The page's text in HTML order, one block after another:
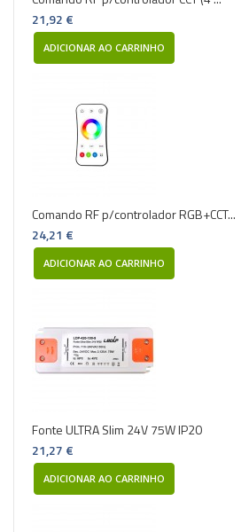
21,92 €
ADICIONAR AO CARRINHO
Comando RF p/controlador RGB+CCT...
24,21 €
ADICIONAR AO CARRINHO
Fonte ULTRA Slim 24V 75W IP20
21,27 €
ADICIONAR AO CARRINHO